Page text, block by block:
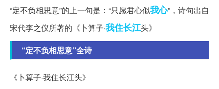
“定不负相思意”的上一句是：“只愿君心似我心”，诗句出自
宋代李之仪所著的《卜算子·我住长江头》
“定不负相思意”全诗
《卜算子·我住长江头》